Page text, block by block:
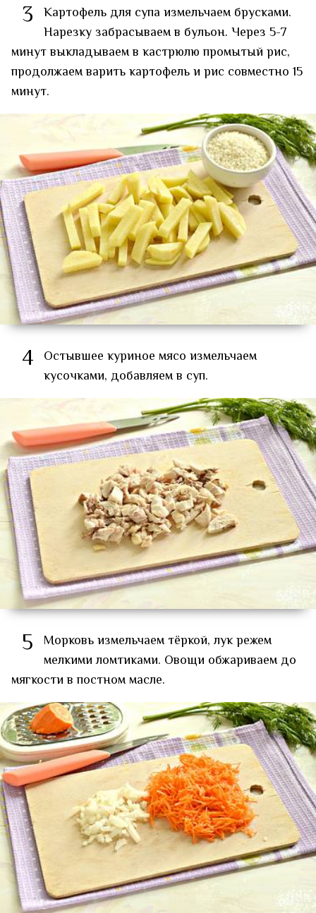
3 Картофель для супа измельчаем брусками.
Нарезку забрасываем в бульон. Через 5-7
минут выкладываем в кастрюлю промытый рис,
продолжаем варить картофель и рис совместно 15
минут.
4 Остывшее куриное мясо измельчаем
кусочками, добавляем в суп.
5
Морковь измельчаем тёркой, лук режем
мелкими ломтиками. Овощи обжариваем до
мягкости в постном масле.